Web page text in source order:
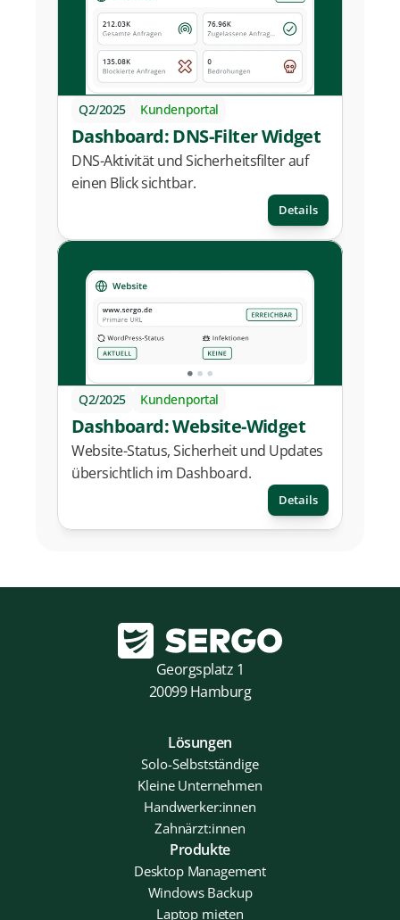
Q2/2025 Kundenportal
Dashboard: DNS-Filter Widget
DNS-Aktivität und Sicherheitsfilter auf
einen Blick sichtbar.
Details
Q2/2025 Kundenportal
Dashboard: Website-Widget
Website-Status, Sicherheit und Updates
übersichtlich im Dashboard.
Details
Georgsplatz 1
20099 Hamburg
Lösungen
Solo-Selbstständige
Kleine Unternehmen
Handwerker:innen
Zahnärzt:innen
Produkte
Desktop Management
Windows Backup
Laptop mieten